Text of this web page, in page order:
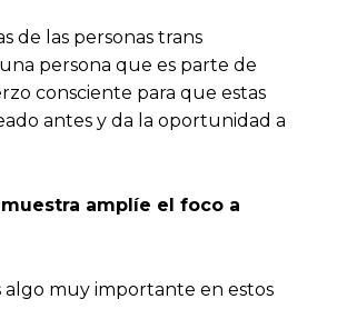
de las personas trans
persona que es parte de
consciente para que estas
antes y da la oportunidad a
amplíe el foco a
muy importante en estos